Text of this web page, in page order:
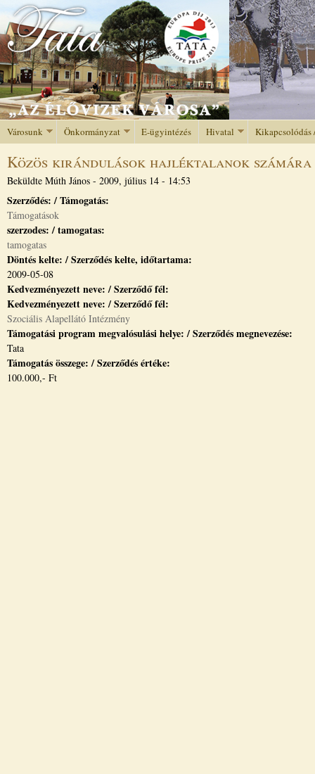
Jump to navigation
Városunk Önkormányzat E-ügyintézés Hivatal Kikapcsolódás
Közös kirándulások hajléktalanok számára
Beküldte Múth János - 2009, július 14 - 14:53
Szerződés: / Támogatás:
Támogatások
szerzodes: / tamogatas:
tamogatas
Döntés kelte: / Szerződés kelte, időtartama:
2009-05-08
Kedvezményezett neve: / Szerződő fél:
Kedvezményezett neve: / Szerződő fél:
Szociális Alapellátó Intézmény
Támogatási program megvalósulási helye: / Szerződés megnevezése:
Tata
Támogatás összege: / Szerződés értéke:
100.000,- Ft